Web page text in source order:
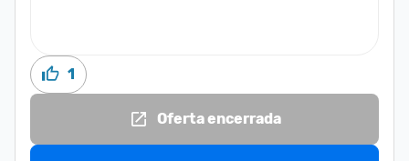
1
Oferta encerrada